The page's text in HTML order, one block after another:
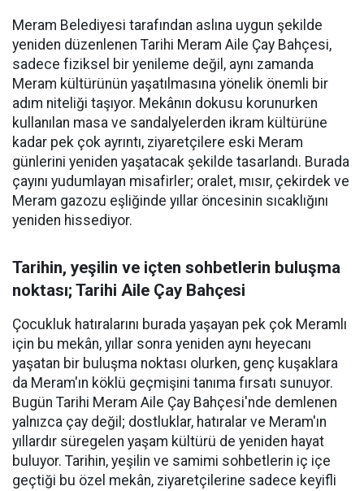
Meram Belediyesi tarafından aslına uygun şekilde
yeniden düzenlenen Tarihi Meram Aile Çay Bahçesi,
sadece fiziksel bir yenileme değil, aynı zamanda
Meram kültürünün yaşatılmasına yönelik önemli bir
adım niteliği taşıyor. Mekânın dokusu korunurken
kullanılan masa ve sandalyelerden ikram kültürüne
kadar pek çok ayrıntı, ziyaretçilere eski Meram
günlerini yeniden yaşatacak şekilde tasarlandı. Burada
çayını yudumlayan misafirler; oralet, mısır, çekirdek ve
Meram gazozu eşliğinde yıllar öncesinin sıcaklığını
yeniden hissediyor.
Tarihin, yeşilin ve içten sohbetlerin buluşma
noktası; Tarihi Aile Çay Bahçesi
Çocukluk hatıralarını burada yaşayan pek çok Meramlı
için bu mekân, yıllar sonra yeniden aynı heyecanı
yaşatan bir buluşma noktası olurken, genç kuşaklara
da Meram'ın köklü geçmişini tanıma fırsatı sunuyor.
Bugün Tarihi Meram Aile Çay Bahçesi'nde demlenen
yalnızca çay değil; dostluklar, hatıralar ve Meram'ın
yıllardır süregelen yaşam kültürü de yeniden hayat
buluyor. Tarihin, yeşilin ve samimi sohbetlerin iç içe
geçtiği bu özel mekân, ziyaretçilerine sadece keyifli